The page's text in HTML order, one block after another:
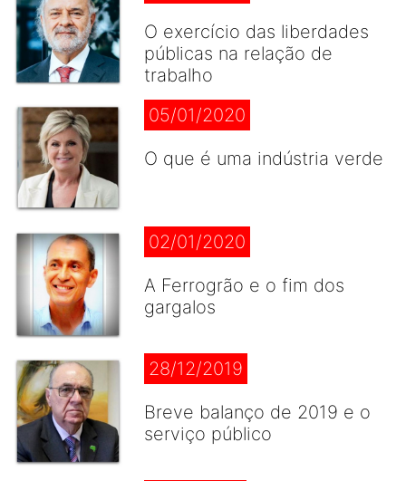
O exercício das liberdades
públicas na relação de
trabalho
05/01/2020
O que é uma indústria verde
02/01/2020
A Ferrogrão e o fim dos
gargalos
28/12/2019
Breve balanço de 2019 e o
serviço público